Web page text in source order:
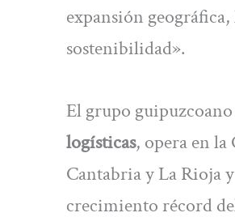
expansión
sostenibilidad».
El grupo
logísticas, opera en
Cantabria y La Rioja
crecimiento récord